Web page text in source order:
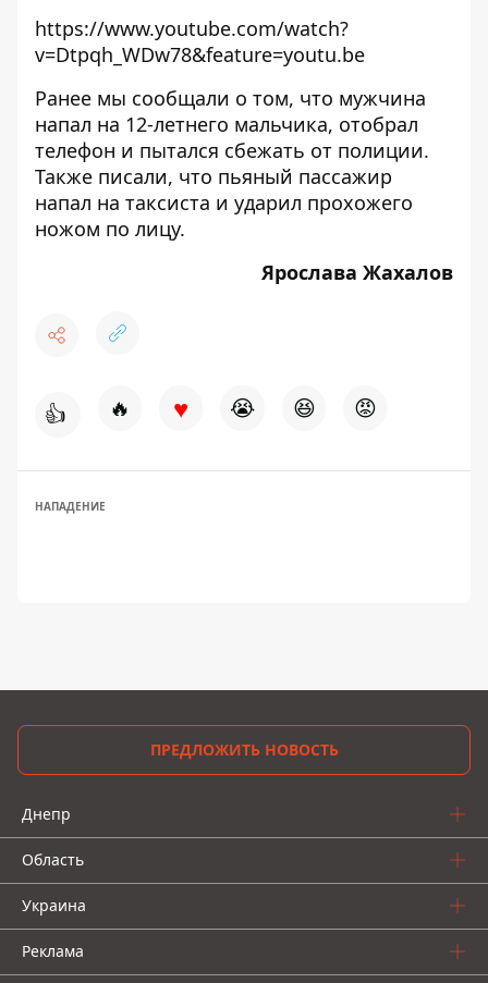
https://www.youtube.com/watch?
v=Dtpqh_WDw78&feature=youtu.be
Ранее мы сообщали о том, что мужчина
напал на 12-летнего мальчика, отобрал
телефон и пытался сбежать от полиции.
Также писали, что пьяный пассажир
напал на таксиста и ударил прохожего
ножом по лицу.
Ярослава Жахалов
👍 🔥 ♥ 😭 😆 😡
НАПАДЕНИЕ
ПРЕДЛОЖИТЬ НОВОСТЬ
Днепр
Область
Украина
Реклама